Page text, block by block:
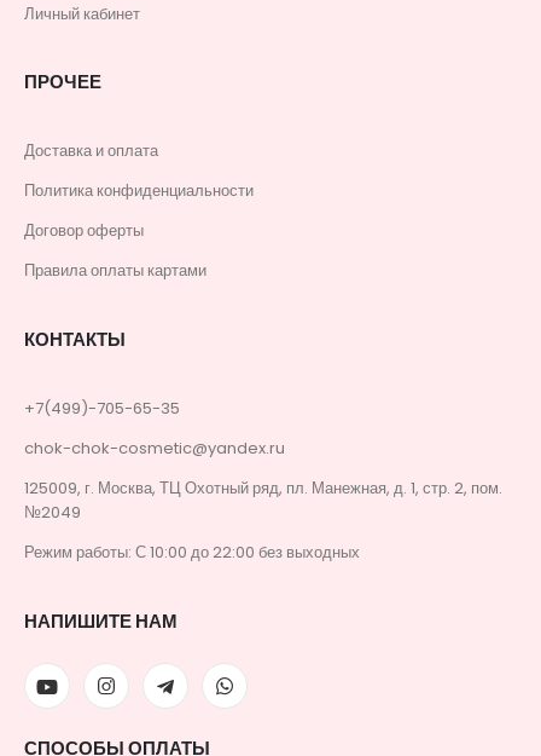
Личный кабинет
ПРОЧЕЕ
Доставка и оплата
Политика конфиденциальности
Договор оферты
Правила оплаты картами
КОНТАКТЫ
+7(499)-705-65-35
chok-chok-cosmetic@yandex.ru
125009, г. Москва, ТЦ Охотный ряд, пл. Манежная, д. 1, стр. 2, пом.
№2049
Режим работы: С 10:00 до 22:00 без выходных
НАПИШИТЕ НАМ
СПОСОБЫ ОПЛАТЫ